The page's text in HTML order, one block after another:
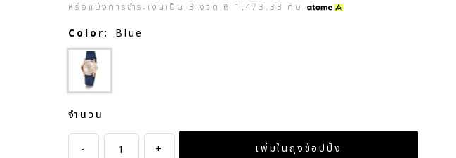
หรือแบ่งการชำระเงินเป็น 3 งวด ฿ 1,473.33 กับ
Color: Blue
จำนวน
- +